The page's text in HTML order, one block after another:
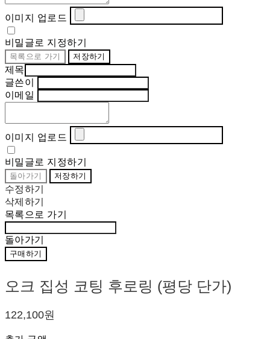
이미지 업로드
비밀글로 지정하기
목록으로 가기 저장하기
제목
글쓴이
이메일
이미지 업로드
비밀글로 지정하기
돌아가기 저장하기
수정하기
삭제하기
목록으로 가기
돌아가기
구매하기
오크 집성 코팅 후로링 (평당 단가)
122,100원